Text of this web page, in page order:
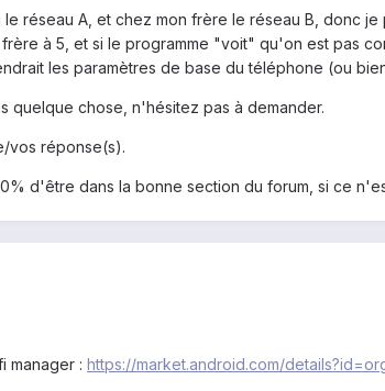
réseau A, et chez mon frère le réseau B, donc
à 5, et si le programme "voit" qu'on est pas
les paramètres de base du téléphone (ou
quelque chose, n'hésitez pas à demander.
vos réponse(s).
d'être dans la bonne section du forum, si ce
manager : https://market.android.com/